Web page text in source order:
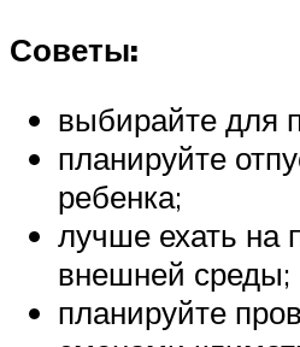
Советы:
выбирайте для
планируйте
ребенка;
лучше ехать на
внешней среды;
планируйте